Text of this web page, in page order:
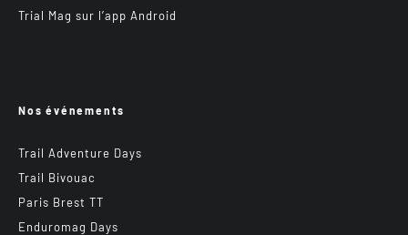
Trial Mag sur l’app Android
Nos événements
Trail Adventure Days
Trail Bivouac
Paris Brest TT
Enduromag Days